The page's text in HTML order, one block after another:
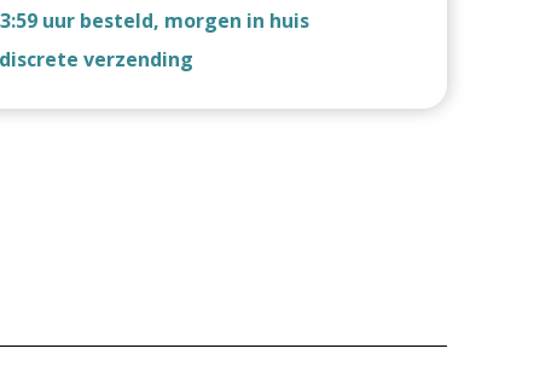
uur besteld, morgen in huis
verzending